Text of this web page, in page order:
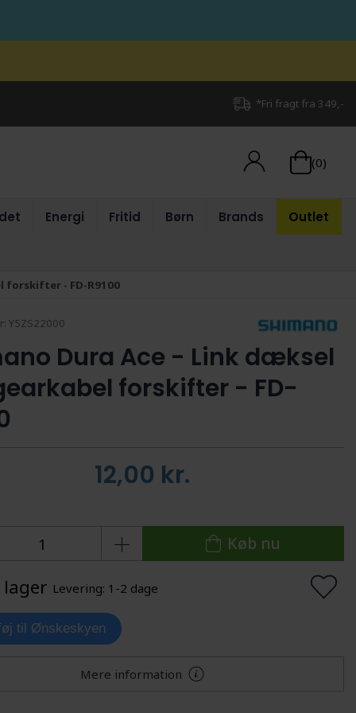
*Fri fragt fra 349,-
(0)
Energi Fritid Børn Brands Outlet
forskifter - FD-R9100
Y5ZS22000
Dura Ace - Link dæksel
forskifter - FD-
12,00 kr.
Køb nu
Levering: 1-2 dage
til Ønskeskyen
Mere information